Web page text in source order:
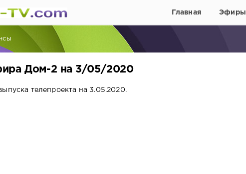
Главная Эфиры
Дом-2 на 3/05/2020
телепроекта на 3.05.2020.